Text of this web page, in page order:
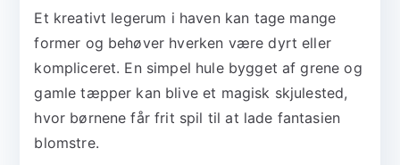
Et kreativt legerum i haven kan tage mange
former og behøver hverken være dyrt eller
kompliceret. En simpel hule bygget af grene og
gamle tæpper kan blive et magisk skjulested,
hvor børnene får frit spil til at lade fantasien
blomstre.